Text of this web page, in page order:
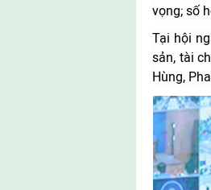
vọng; số
Tại hội
sản, tài
Hùng,